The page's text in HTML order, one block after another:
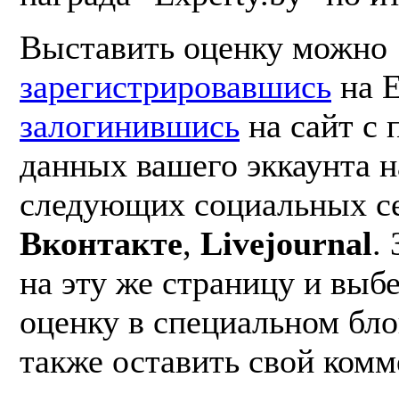
Выставить оценку можно
зарегистрировавшись на
залогинившись на сайт
данных вашего эккаунта
следующих социальных
Вконтакте, Livejournal.
на эту же страницу и
оценку в специальном
также оставить свой